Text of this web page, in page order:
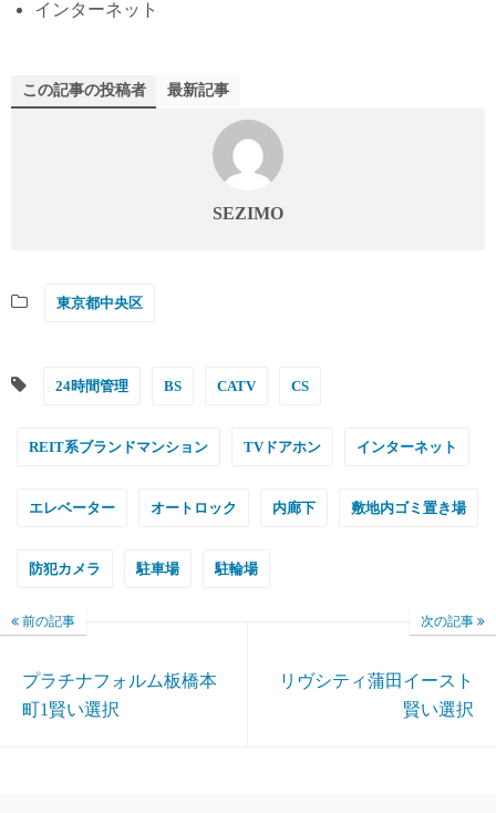
インターネット
この記事の投稿者 最新記事
SEZIMO
東京都中央区
24時間管理 BS CATV CS
REIT系ブランドマンション TVドアホン インターネット
エレベーター オートロック 内廊下 敷地内ゴミ置き場
防犯カメラ 駐車場 駐輪場
前の記事
プラチナフォルム板橋本
町1賢い選択
次の記事
リヴシティ蒲田イースト
賢い選択